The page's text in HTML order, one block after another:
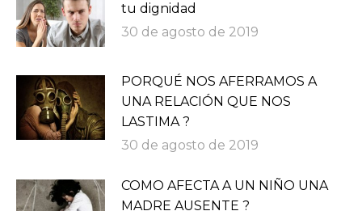
tu dignidad
30 de agosto de 2019
PORQUÉ NOS AFERRAMOS A
UNA RELACIÓN QUE NOS
LASTIMA ?
30 de agosto de 2019
COMO AFECTA A UN NIÑO UNA
MADRE AUSENTE ?